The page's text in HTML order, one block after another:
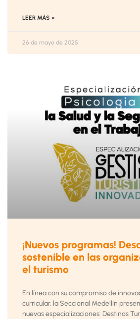
LEER MÁS »
26 de mayo de 2025
¡Nuevos programas!
sostenible en las
el turismo
En línea con su compromiso de
curricular, la Seccional Medellín
nuevas especializaciones: Destinos